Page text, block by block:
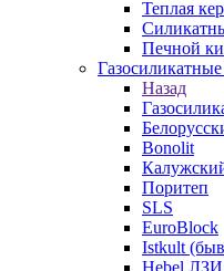
Теплая
Печной
Назад
Bonolit
Поритеп
SLS
EuroBlock
Istkult
Hebel